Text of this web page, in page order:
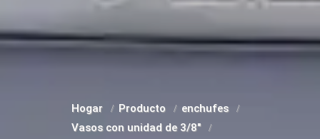
Hogar Producto
enchufes
Vasos con unidad de 3/8"